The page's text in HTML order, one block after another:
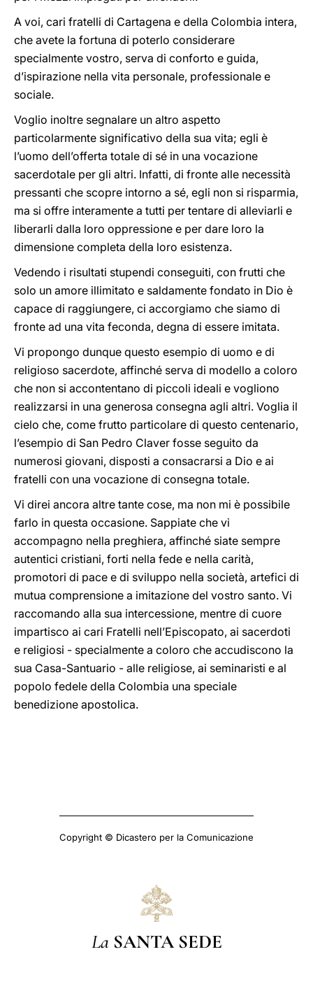
A voi, cari fratelli di Cartagena e della Colombia intera,
che avete la fortuna di poterlo considerare
specialmente vostro, serva di conforto e guida,
d’ispirazione nella vita personale, professionale e
sociale.
Voglio inoltre segnalare un altro aspetto
particolarmente significativo della sua vita; egli è
l’uomo dell’offerta totale di sé in una vocazione
sacerdotale per gli altri. Infatti, di fronte alle necessità
pressanti che scopre intorno a sé, egli non si risparmia,
ma si offre interamente a tutti per tentare di alleviarli e
liberarli dalla loro oppressione e per dare loro la
dimensione completa della loro esistenza.
Vedendo i risultati stupendi conseguiti, con frutti che
solo un amore illimitato e saldamente fondato in Dio è
capace di raggiungere, ci accorgiamo che siamo di
fronte ad una vita feconda, degna di essere imitata.
Vi propongo dunque questo esempio di uomo e di
religioso sacerdote, affinché serva di modello a coloro
che non si accontentano di piccoli ideali e vogliono
realizzarsi in una generosa consegna agli altri. Voglia il
cielo che, come frutto particolare di questo centenario,
l’esempio di San Pedro Claver fosse seguito da
numerosi giovani, disposti a consacrarsi a Dio e ai
fratelli con una vocazione di consegna totale.
Vi direi ancora altre tante cose, ma non mi è possibile
farlo in questa occasione. Sappiate che vi
accompagno nella preghiera, affinché siate sempre
autentici cristiani, forti nella fede e nella carità,
promotori di pace e di sviluppo nella società, artefici di
mutua comprensione a imitazione del vostro santo. Vi
raccomando alla sua intercessione, mentre di cuore
impartisco ai cari Fratelli nell’Episcopato, ai sacerdoti
e religiosi - specialmente a coloro che accudiscono la
sua Casa-Santuario - alle religiose, ai seminaristi e al
popolo fedele della Colombia una speciale
benedizione apostolica.
Copyright © Dicastero per la Comunicazione
La SANTA SEDE